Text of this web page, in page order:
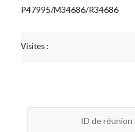
P47995/M34686/R34686
Visites :
ID de réunion